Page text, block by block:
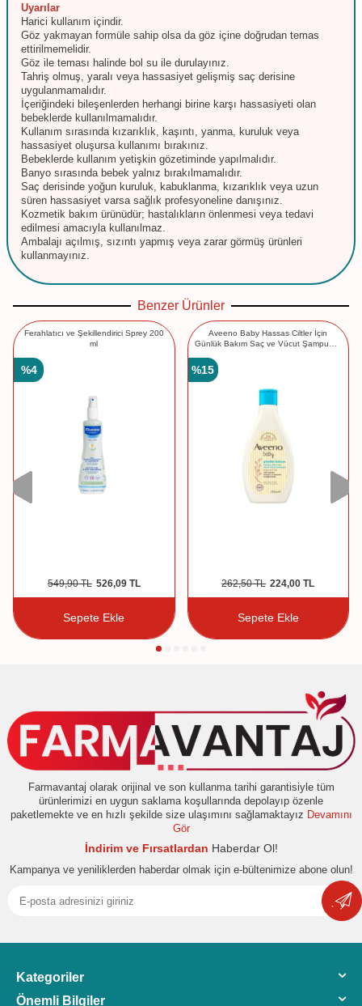
Uyarılar
Harici kullanım içindir.
Göz yakmayan formüle sahip olsa da göz içine doğrudan temas
ettirilmemelidir.
Göz ile teması halinde bol su ile durulayınız.
Tahriş olmuş, yaralı veya hassasiyet gelişmiş saç derisine
uygulanmamalıdır.
İçeriğindeki bileşenlerden herhangi birine karşı hassasiyeti olan
bebeklerde kullanılmamalıdır.
Kullanım sırasında kızarıklık, kaşıntı, yanma, kuruluk veya
hassasiyet oluşursa kullanımı bırakınız.
Bebeklerde kullanım yetişkin gözetiminde yapılmalıdır.
Banyo sırasında bebek yalnız bırakılmamalıdır.
Saç derisinde yoğun kuruluk, kabuklanma, kızarıklık veya uzun
süren hassasiyet varsa sağlık profesyoneline danışınız.
Kozmetik bakım ürünüdür; hastalıkların önlenmesi veya tedavi
edilmesi amacıyla kullanılmaz.
Ambalajı açılmış, sızıntı yapmış veya zarar görmüş ürünleri
kullanmayınız.
Benzer Ürünler
Ferahlatıcı ve Şekillendirici Sprey 200
ml
%4
549,90TL 526,09TL
Sepete Ekle
Aveeno Baby Hassas Ciltler İçin
Günlük Bakım Saç ve Vücut Şampuanı
%15
262,50TL 224,00 TL
Sepete Ekle
Farmavantaj olarak orijinal ve son kullanma tarihi garantisiyle tüm
ürünlerimizi en uygun saklama koşullarında depolayıp özenle
paketlemekte ve en hızlı şekilde size ulaşımını sağlamaktayız Devamını
Gör
İndirim ve Fırsatlardan Haberdar Ol!
Kampanya ve yeniliklerden haberdar olmak için e-bültenimize abone olun!
Kategoriler
Önemli Bilgiler